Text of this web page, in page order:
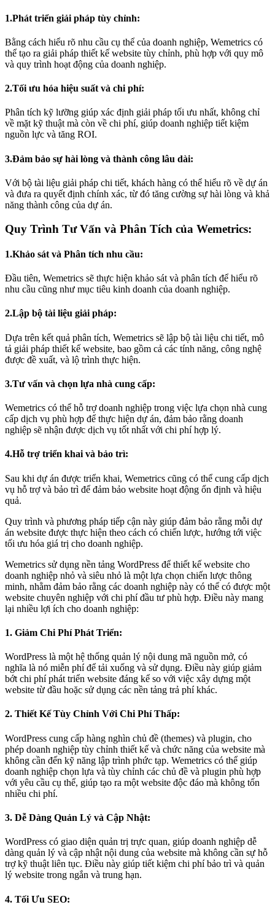
1.Phát triển giải pháp tùy chỉnh:
Bằng cách hiểu rõ nhu cầu cụ thể của doanh nghiệp, Wemetrics có
thể tạo ra giải pháp thiết kế website tùy chỉnh, phù hợp với quy mô
và quy trình hoạt động của doanh nghiệp.
2.Tối ưu hóa hiệu suất và chi phí:
Phân tích kỹ lưỡng giúp xác định giải pháp tối ưu nhất, không chỉ
về mặt kỹ thuật mà còn về chi phí, giúp doanh nghiệp tiết kiệm
nguồn lực và tăng ROI.
3.Đảm bảo sự hài lòng và thành công lâu dài:
Với bộ tài liệu giải pháp chi tiết, khách hàng có thể hiểu rõ về dự án
và đưa ra quyết định chính xác, từ đó tăng cường sự hài lòng và khả
năng thành công của dự án.
Quy Trình Tư Vấn và Phân Tích của Wemetrics:
1.Khảo sát và Phân tích nhu cầu:
Đầu tiên, Wemetrics sẽ thực hiện khảo sát và phân tích để hiểu rõ
nhu cầu cũng như mục tiêu kinh doanh của doanh nghiệp.
2.Lập bộ tài liệu giải pháp:
Dựa trên kết quả phân tích, Wemetrics sẽ lập bộ tài liệu chi tiết, mô
tả giải pháp thiết kế website, bao gồm cả các tính năng, công nghệ
được đề xuất, và lộ trình thực hiện.
3.Tư vấn và chọn lựa nhà cung cấp:
Wemetrics có thể hỗ trợ doanh nghiệp trong việc lựa chọn nhà cung
cấp dịch vụ phù hợp để thực hiện dự án, đảm bảo rằng doanh
nghiệp sẽ nhận được dịch vụ tốt nhất với chi phí hợp lý.
4.Hỗ trợ triển khai và bảo trì:
Sau khi dự án được triển khai, Wemetrics cũng có thể cung cấp dịch
vụ hỗ trợ và bảo trì để đảm bảo website hoạt động ổn định và hiệu
quả.
Quy trình và phương pháp tiếp cận này giúp đảm bảo rằng mỗi dự
án website được thực hiện theo cách có chiến lược, hướng tới việc
tối ưu hóa giá trị cho doanh nghiệp.
Wemetrics sử dụng nền tảng WordPress để thiết kế website cho
doanh nghiệp nhỏ và siêu nhỏ là một lựa chọn chiến lược thông
minh, nhằm đảm bảo rằng các doanh nghiệp này có thể có được một
website chuyên nghiệp với chi phí đầu tư phù hợp. Điều này mang
lại nhiều lợi ích cho doanh nghiệp:
1. Giảm Chi Phí Phát Triển:
WordPress là một hệ thống quản lý nội dung mã nguồn mở, có
nghĩa là nó miễn phí để tải xuống và sử dụng. Điều này giúp giảm
bớt chi phí phát triển website đáng kể so với việc xây dựng một
website từ đầu hoặc sử dụng các nền tảng trả phí khác.
2. Thiết Kế Tùy Chỉnh Với Chi Phí Thấp:
WordPress cung cấp hàng nghìn chủ đề (themes) và plugin, cho
phép doanh nghiệp tùy chỉnh thiết kế và chức năng của website mà
không cần đến kỹ năng lập trình phức tạp. Wemetrics có thể giúp
doanh nghiệp chọn lựa và tùy chỉnh các chủ đề và plugin phù hợp
với yêu cầu cụ thể, giúp tạo ra một website độc đáo mà không tốn
nhiều chi phí.
3. Dễ Dàng Quản Lý và Cập Nhật:
WordPress có giao diện quản trị trực quan, giúp doanh nghiệp dễ
dàng quản lý và cập nhật nội dung của website mà không cần sự hỗ
trợ kỹ thuật liên tục. Điều này giúp tiết kiệm chi phí bảo trì và quản
lý website trong ngắn và trung hạn.
4. Tối Ưu SEO: